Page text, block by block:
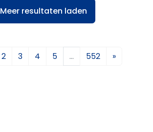
Meer resultaten laden
2 3 4 5 … 552 »